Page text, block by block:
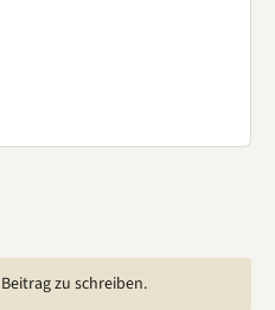
zu schreiben.